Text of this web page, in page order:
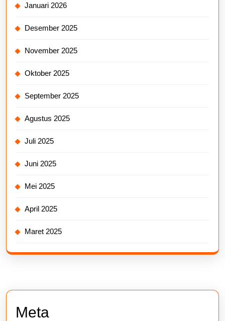
Januari 2026
Desember 2025
November 2025
Oktober 2025
September 2025
Agustus 2025
Juli 2025
Juni 2025
Mei 2025
April 2025
Maret 2025
Meta